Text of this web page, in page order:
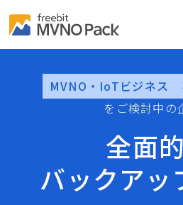
MVNO支援事業とは
SIMのご利用用途
MVNO・IoTビジネス
をご検討中の
全面
バックアッ